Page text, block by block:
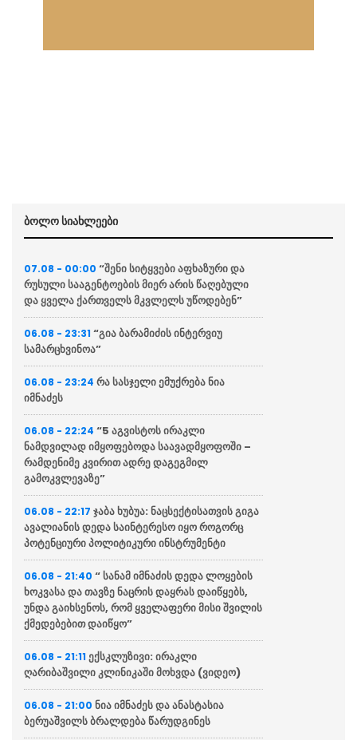
ბოლო სიახლეები
07.08 - 00:00 “შენი სიტყვები აფხაზური და
რუსული სააგენტოების მიერ არის წაღებული
და ყველა ქართველს მკვლელს უწოდებენ”
06.08 - 23:31 “გია ბარამიძის ინტერვიუ
სამარცხვინოა”
06.08 - 23:24 რა სასჯელი ემუქრება ნია
იმნაძეს
06.08 - 22:24 “5 აგვისტოს ირაკლი
ნამდვილად იმყოფებოდა საავადმყოფოში –
რამდენიმე კვირით ადრე დაგეგმილ
გამოკვლევაზე”
06.08 - 22:17 ჯაბა ხუბუა: ნაცსექტისათვის გიგა
ავალიანის დედა საინტერესო იყო როგორც
პოტენციური პოლიტიკური ინსტრუმენტი
06.08 - 21:40 “ სანამ იმნაძის დედა ლოყების
ხოკვასა და თავზე ნაცრის დაყრას დაიწყებს,
უნდა გაიხსენოს, რომ ყველაფერი მისი შვილის
ქმედებებით დაიწყო”
06.08 - 21:11 ექსკლუზივი: ირაკლი
ღარიბაშვილი კლინიკაში მოხვდა (ვიდეო)
06.08 - 21:00 ნია იმნაძეს და ანასტასია
ბერუაშვილს ბრალდება წარუდგინეს